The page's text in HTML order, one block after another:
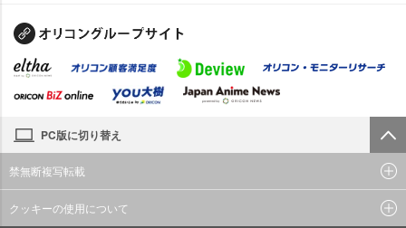
PC版に切り替え
禁無断複写転載
クッキーの使用について